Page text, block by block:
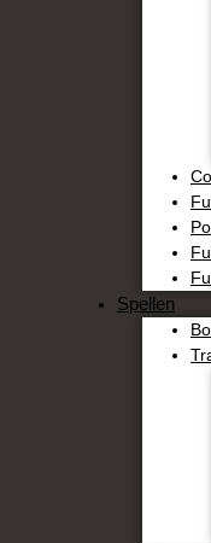
Spellen